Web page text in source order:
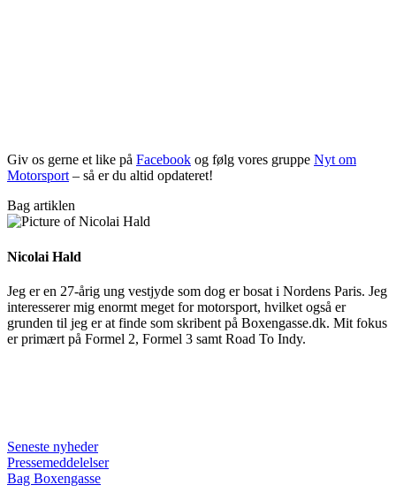
Giv os gerne et like på Facebook og følg vores gruppe Nyt om
Motorsport– så er du altid opdateret!
Bag artiklen
Nicolai Hald
Jeg er en 27-årig ung vestjyde som dog er bosat i Nordens Paris. Jeg
interesserer mig enormt meget for motorsport, hvilket også er
grunden til jeg er at finde som skribent på Boxengasse.dk. Mit fokus
er primært på Formel 2, Formel 3 samt Road To Indy.
Seneste nyheder
Pressemeddelelser
Bag Boxengasse